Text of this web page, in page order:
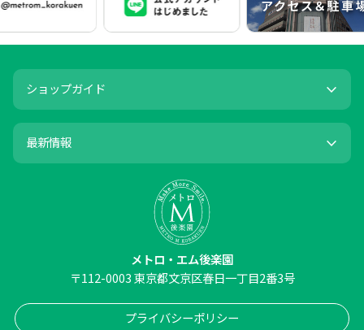
ショップガイド
最新情報
メトロ・エム後楽園
〒112-0003東京都文京区春日一丁目2番3号
プライバシーポリシー